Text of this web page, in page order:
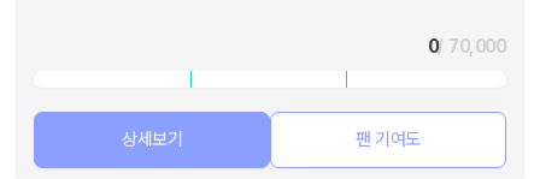
0/ 70,000
상세보기 팬 기여도